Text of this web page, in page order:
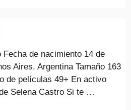
de nacimiento 14 de
Aires, Argentina Tamaño 163
de películas 49+ En activo
Selena Castro Si te …